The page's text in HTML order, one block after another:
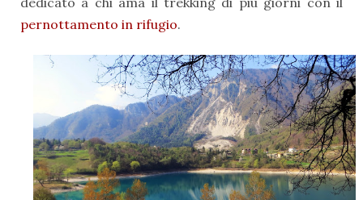
pernottamento in rifugio.